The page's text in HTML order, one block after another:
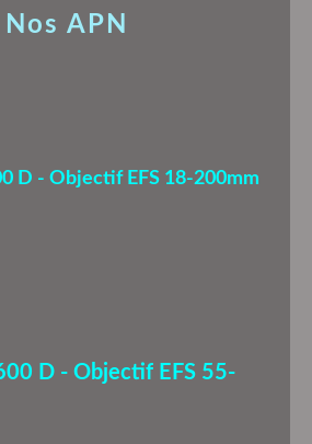
Nos APN
D - Objectif EFS 18-200mm
D - Objectif EFS 55-